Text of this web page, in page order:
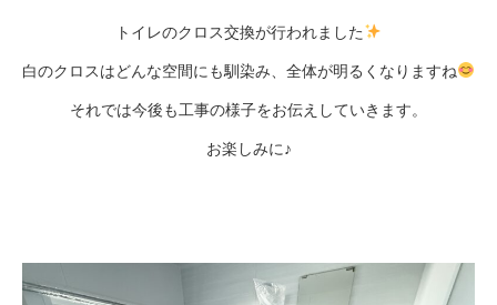
トイレのクロス交換が行われました
白のクロスはどんな空間にも馴染み、全体が明るくなりますね
それでは今後も工事の様子をお伝えしていきます。
お楽しみに♪